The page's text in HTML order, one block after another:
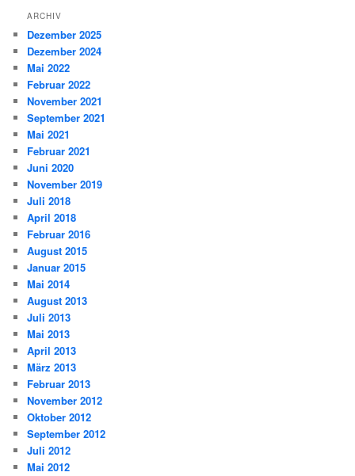
ARCHIV
Dezember 2025
Dezember 2024
Mai 2022
Februar 2022
November 2021
September 2021
Mai 2021
Februar 2021
Juni 2020
November 2019
Juli 2018
April 2018
Februar 2016
August 2015
Januar 2015
Mai 2014
August 2013
Juli 2013
Mai 2013
April 2013
März 2013
Februar 2013
November 2012
Oktober 2012
September 2012
Juli 2012
Mai 2012